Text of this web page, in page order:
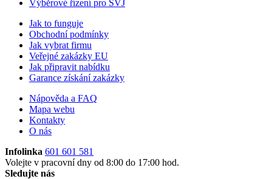
Výběrové řízení pro SVJ
Jak to funguje
Obchodní podmínky
Jak vybrat firmu
Veřejné zakázky EU
Jak připravit nabídku
Garance získání zakázky
Nápověda a FAQ
Mapa webu
Kontakty
O nás
Infolinka 601 601 581
Volejte v pracovní dny od 8:00 do 17:00 hod.
Sledujte nás